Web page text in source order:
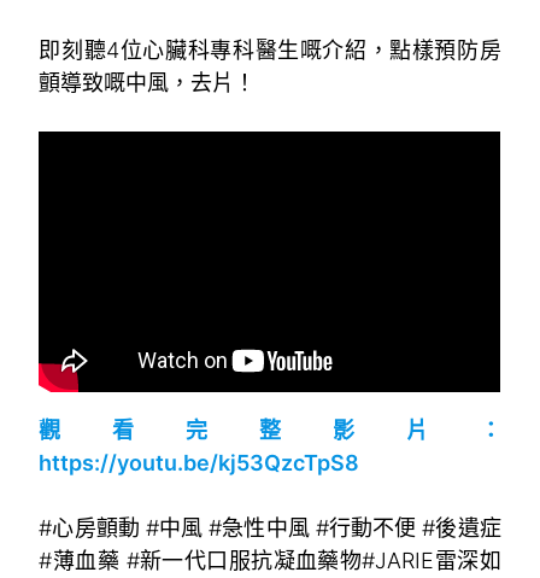
即刻聽4位心臟科專科醫生嘅介紹，點樣預防房
顫導致嘅中風，去片！
觀看完整影片：
https://youtu.be/kj53QzcTpS8
#心房顫動 #中風 #急性中風 #行動不便 #後遺症
#薄血藥 #新一代口服抗凝血藥物#JARIE雷深如